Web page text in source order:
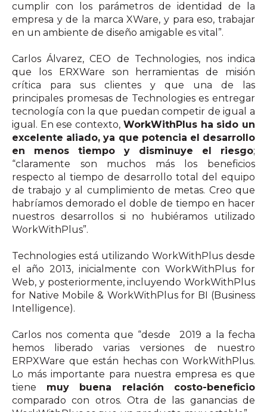
cumplir con los parámetros de identidad de la
empresa y de la marca XWare, y para eso, trabajar
en un ambiente de diseño amigable es vital”.
Carlos Álvarez, CEO de Technologies, nos indica
que los
ERXWare son herramientas de misión
crítica para sus clientes y que una de las
principales promesas de Technologies es entregar
tecnología con la que puedan competir de igual a
igual. En ese contexto, WorkWithPlus ha sido un
excelente aliado, ya que potencia el desarrollo
en menos tiempo y disminuye el riesgo;
“claramente son muchos más los beneficios
respecto al tiempo de desarrollo total del equipo
de trabajo y al cumplimiento de metas. Creo que
habríamos demorado el doble de tiempo en hacer
nuestros desarrollos si no hubiéramos utilizado
WorkWithPlus”.
Technologies está utilizando WorkWithPlus desde
el año 2013, inicialmente con WorkWithPlus for
Web, y posteriormente, incluyendo WorkWithPlus
for Native Mobile & WorkWithPlus for BI (Business
Intelligence).
Carlos nos comenta que “desde 2019 a la fecha
hemos liberado varias versiones de nuestro
ERPXWare que están hechas con WorkWithPlus.
Lo más importante para nuestra empresa es que
tiene muy buena relación costo-beneficio
comparado con otros. Otra de las ganancias de